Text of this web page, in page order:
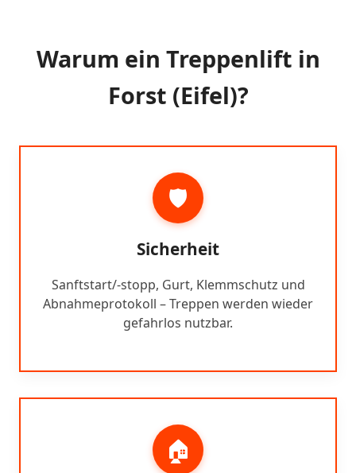
Warum ein Treppenlift in
Forst (Eifel)?
🛡️
Sicherheit
Sanftstart/-stopp, Gurt, Klemmschutz und
Abnahmeprotokoll – Treppen werden wieder
gefahrlos nutzbar.
🏠